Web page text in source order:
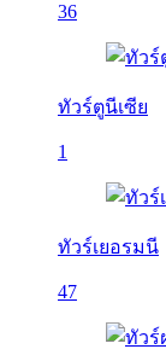
36
ทัวร์ตูนีเซีย
1
ทัวร์เยอรมนี
47